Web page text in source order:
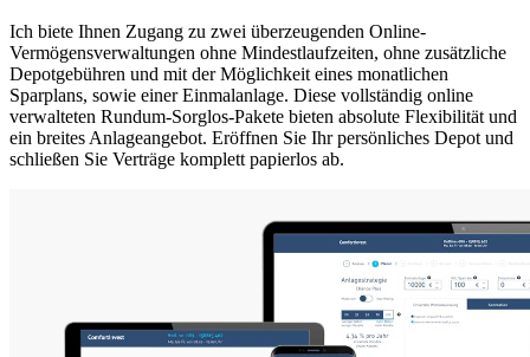
Ich biete Ihnen Zugang zu zwei überzeugenden Online-
Vermögensverwaltungen ohne Mindestlaufzeiten, ohne zusätzliche
Depotgebühren und mit der Möglichkeit eines monatlichen
Sparplans, sowie einer Einmalanlage. Diese vollständig online
verwalteten Rundum-Sorglos-Pakete bieten absolute Flexibilität und
ein breites Anlageangebot. Eröffnen Sie Ihr persönliches Depot und
schließen Sie Verträge komplett papierlos ab.